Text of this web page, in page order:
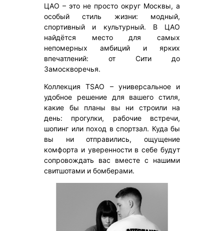
ЦАО – это не просто округ Москвы, а
особый стиль жизни: модный,
спортивный и культурный. В ЦАО
найдётся место для самых
непомерных амбиций и ярких
впечатлений: от Сити до
Замоскворечья.
Коллекция TSAO – универсальное и
удобное решение для вашего стиля,
какие бы планы вы ни строили на
день: прогулки, рабочие встречи,
шопинг или поход в спортзал. Куда бы
вы ни отправились, ощущение
комфорта и уверенности в себе будут
сопровождать вас вместе с нашими
свитшотами и бомберами.